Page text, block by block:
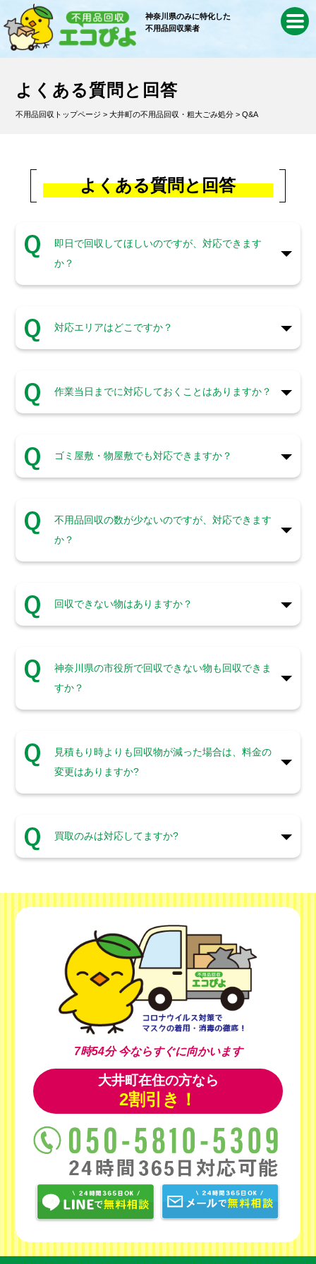
神奈川県のみに特化した
不用品回収業者
よくある質問と回答
不用品回収トップページ >大井町の不用品回収・粗大ごみ処分 > Q&A
よくある質問と回答
即日で回収してほしいのですが、対応できます
か？
対応エリアはどこですか？
作業当日までに対応しておくことはありますか？
ゴミ屋敷・物屋敷でも対応できますか？
不用品回収の数が少ないのですが、対応できます
か？
回収できない物はありますか？
神奈川県の市役所で回収できない物も回収できま
すか？
見積もり時よりも回収物が減った場合は、料金の
変更はありますか?
買取のみは対応してますか?
7時54分今ならすぐに向かいます
大井町在住の方なら
2割引き！